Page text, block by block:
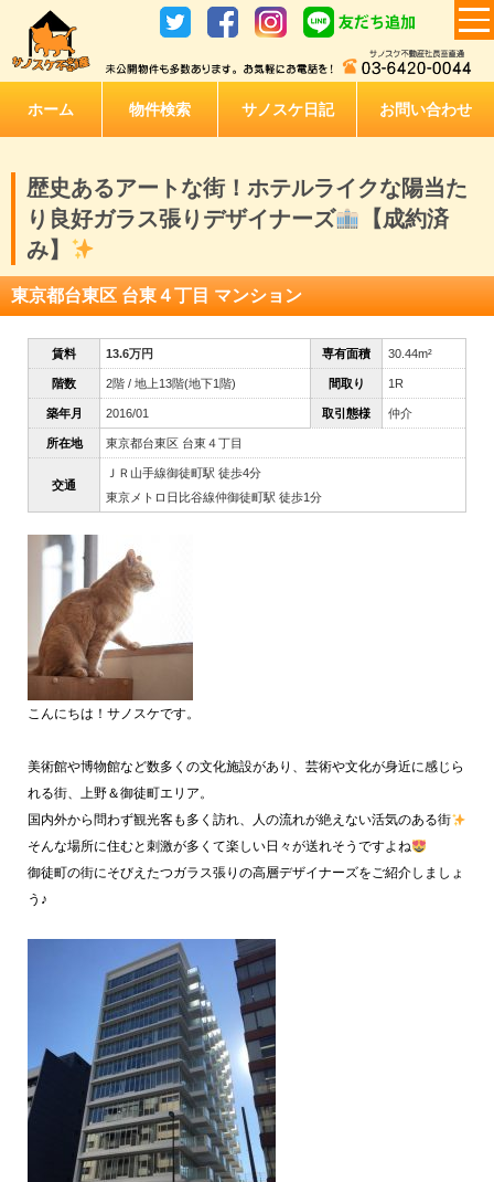
ホーム 物件検索 サノスケ日記 お問い合わせ
歴史あるアートな街！ホテルライクな陽当た
り良好ガラス張りデザイナーズ
【成約済
み】
東京都台東区 台東４丁目 マンション
賃料 13.6万円 専有面積 30.44m²
階数 2階 / 地上13階(地下1階) 間取り 1R
築年月 2016/01 取引態様 仲介
所在地 東京都台東区 台東４丁目
交通
ＪＲ山手線御徒町駅 徒歩4分
東京メトロ日比谷線仲御徒町駅 徒歩1分
こんにちは！サノスケです。
美術館や博物館など数多くの文化施設があり、芸術や文化が身近に感じら
れる街、上野＆御徒町エリア。
国内外から問わず観光客も多く訪れ、人の流れが絶えない活気のある街
そんな場所に住むと刺激が多くて楽しい日々が送れそうですよね
御徒町の街にそびえたつガラス張りの高層デザイナーズをご紹介しましょ
う♪